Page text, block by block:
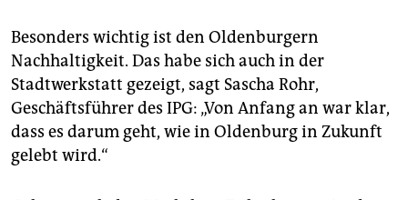
Besonders wichtig ist den Oldenburgern
Nachhaltigkeit. Das habe sich auch in der
Stadtwerkstatt gezeigt, sagt Sascha Rohr,
Geschäftsführer des IPG: „Von Anfang an war klar,
dass es darum geht, wie in Oldenburg in Zukunft
gelebt wird.“